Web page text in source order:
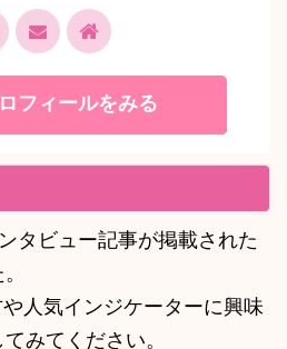
フィールをみる
タビュー記事が掲載された
人気インジケーターに興味
みてください。